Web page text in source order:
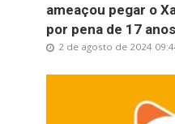
ameaçou pegar o
por pena de 17 anos
2 de agosto de 2024